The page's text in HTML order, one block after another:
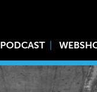
PODCAST